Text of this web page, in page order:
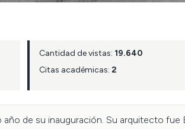
Cantidad de vistas: 19.640
Citas académicas: 2
de su inauguración. Su arquitecto